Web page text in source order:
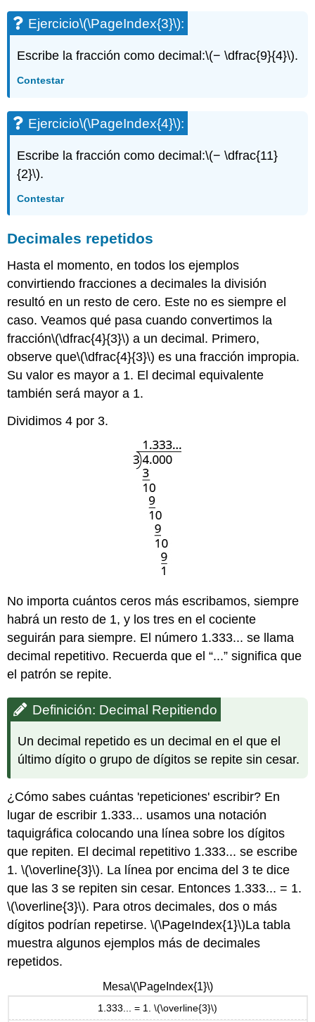
Ejercicio\(\PageIndex{3}\):
Escribe la fracción como decimal:\(− \dfrac{9}{4}\).
Contestar
Ejercicio\(\PageIndex{4}\):
Escribe la fracción como decimal:\(− \dfrac{11}
{2}\).
Contestar
Decimales repetidos
Hasta el momento, en todos los ejemplos
convirtiendo fracciones a decimales la división
resultó en un resto de cero. Este no es siempre el
caso. Veamos qué pasa cuando convertimos la
fracción\(\dfrac{4}{3}\) a un decimal. Primero,
observe que\(\dfrac{4}{3}\) es una fracción impropia.
Su valor es mayor a 1. El decimal equivalente
también será mayor a 1.
Dividimos 4 por 3.
No importa cuántos ceros más escribamos, siempre
habrá un resto de 1, y los tres en el cociente
seguirán para siempre. El número 1.333... se llama
decimal repetitivo. Recuerda que el “...” significa que
el patrón se repite.
Definición: Decimal Repitiendo
Un decimal repetido es un decimal en el que el
último dígito o grupo de dígitos se repite sin cesar.
¿Cómo sabes cuántas 'repeticiones' escribir? En
lugar de escribir 1.333... usamos una notación
taquigráfica colocando una línea sobre los dígitos
que repiten. El decimal repetitivo 1.333... se escribe
1.\(\overline{3}\). La línea por encima del 3 te dice
que las 3 se repiten sin cesar. Entonces 1.333... = 1.
\(\overline{3}\). Para otros decimales, dos o más
dígitos podrían repetirse.\(\PageIndex{1}\)La tabla
muestra algunos ejemplos más de decimales
repetidos.
Mesa\(\PageIndex{1}\)
1.333... = 1. \(\overline{3}\)